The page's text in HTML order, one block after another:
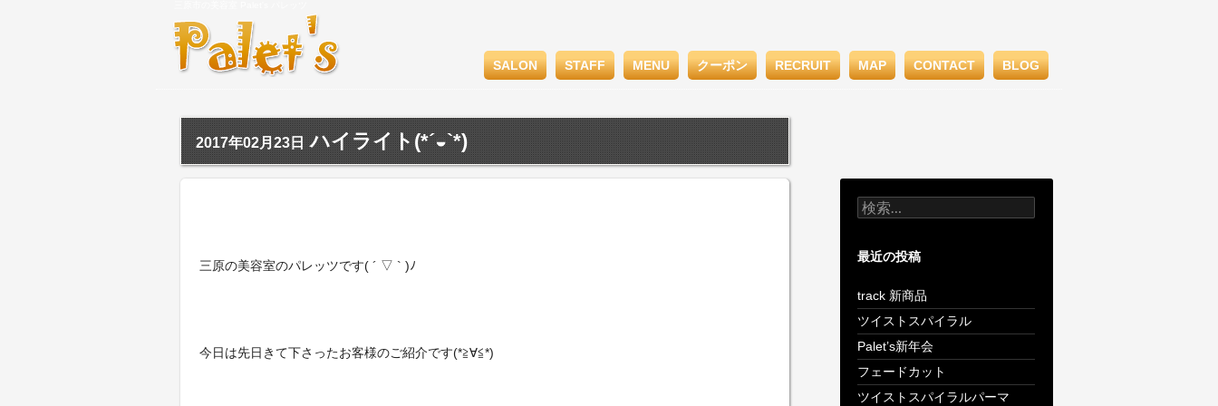
SALON STAFF MENU クーポン RECRUIT MAP CONTACT BLOG
2017年02月23日 ハイライト(*´◒`*)
三原の美容室のパレッツです( ´ ▽ ` )ﾉ
今日は先日きて下さったお客様のご紹介です(*≧∀≦*)
検
索:
最近の投稿
track 新商品
ツイストスパイラル
Palet’s新年会
フェードカット
ツイストスパイラルパーマ